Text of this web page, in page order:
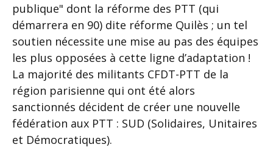
publique" dont la réforme des PTT (qui
démarrera en 90) dite réforme Quilès ; un tel
soutien nécessite une mise au pas des équipes
les plus opposées à cette ligne d’adaptation !
La majorité des militants CFDT-PTT de la
région parisienne qui ont été alors
sanctionnés décident de créer une nouvelle
fédération aux PTT : SUD (Solidaires, Unitaires
et Démocratiques).